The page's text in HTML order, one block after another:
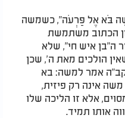
בֹּא אֶל פַּרְעֹה", כשמשה
הכתוב משתמשת
ה"בן איש חי", שלא
הולכים מאת ה', שכן
אמר למשה: בא
אינה רק פיזית,
אלא זו הליכה שלו
אותו תמיד.